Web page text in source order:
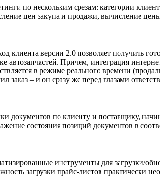
по нескольким срезам: категории
цен закупа и продажи, вычисление
клиента версии 2.0 позволяет получить
автозапчастей. Причем, интеграция
в режиме реального времени
заказ – и он сразу же перед глазами
документов по клиенту и поставщику,
состояния позиций документов в
инструменты для загрузки/
загрузки прайс-листов практически